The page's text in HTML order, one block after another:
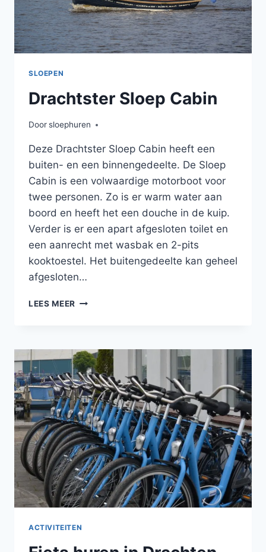
SLOEPEN
Drachtster Sloep Cabin
Doorsloephuren
Deze Drachtster Sloep Cabin heeft een
buiten- en een binnengedeelte. De Sloep
Cabin is een volwaardige motorboot voor
twee personen. Zo is er warm water aan
boord en heeft het een douche in de kuip.
Verder is er een apart afgesloten toilet en
een aanrecht met wasbak en 2-pits
kooktoestel. Het buitengedeelte kan geheel
afgesloten…
LEES MEER
ACTIVITEITEN